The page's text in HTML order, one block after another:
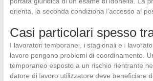
orienta, la seconda condiziona l’accesso al
Casi particolari spesso
I lavoratori temporanei, i stagionali e i
lavoro pongono problemi di coordinamento.
temporaneo esposto a un rischio rientrante
datore di lavoro utilizzatore deve beneficiare